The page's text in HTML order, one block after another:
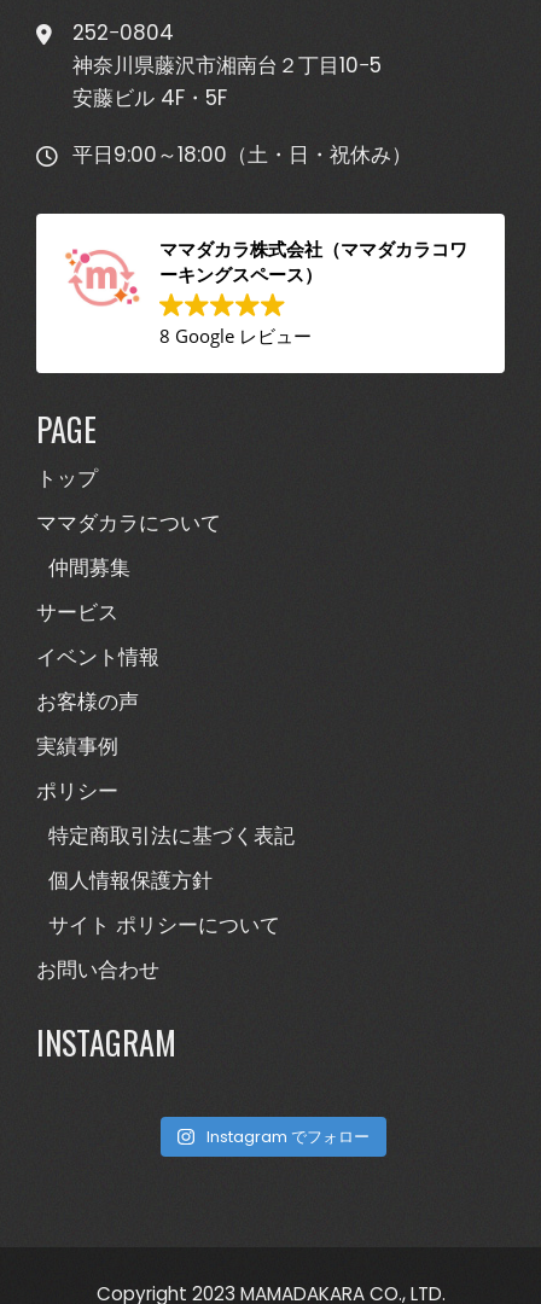
252−0804
神奈川県藤沢市湘南台２丁目10−5
安藤ビル 4F・5F
平日9:00～18:00（土・日・祝休み）
ママダカラ株式会社（ママダカラコワ
ーキングスペース）
8 Google レビュー
PAGE
トップ
ママダカラについて
仲間募集
サービス
イベント情報
お客様の声
実績事例
ポリシー
特定商取引法に基づく表記
個人情報保護方針
サイト ポリシーについて
お問い合わせ
INSTAGRAM
Instagram でフォロー
Copyright 2023 MAMADAKARA CO., LTD.